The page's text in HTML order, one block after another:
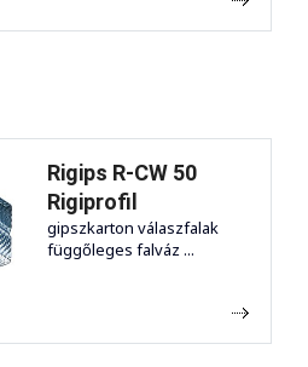
Rigips R-CW 50
Rigiprofil
gipszkarton válaszfalak
függőleges falváz ...